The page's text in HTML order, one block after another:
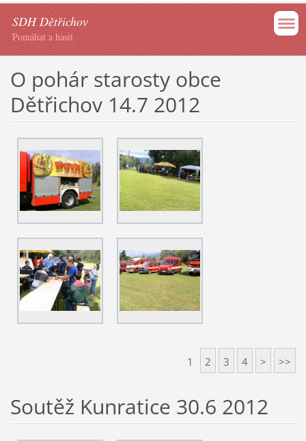
SDH Dětřichov
Pomáhat a hasit
O pohár starosty obce
Dětřichov 14.7 2012
1 2 3 4 > >>
Soutěž Kunratice 30.6 2012